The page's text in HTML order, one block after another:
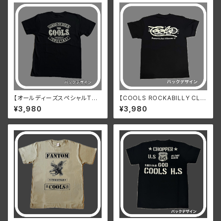
【オールディーズスペシャルTシ
ャツ】
¥3,980
【COOLS ROCKABILLY CLU
B Tシャツ(黒)】
¥3,980